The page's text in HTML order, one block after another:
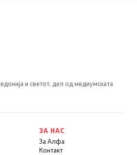
и светот, дел од медиумската
ЗА НАС
За Алфа
Контакт